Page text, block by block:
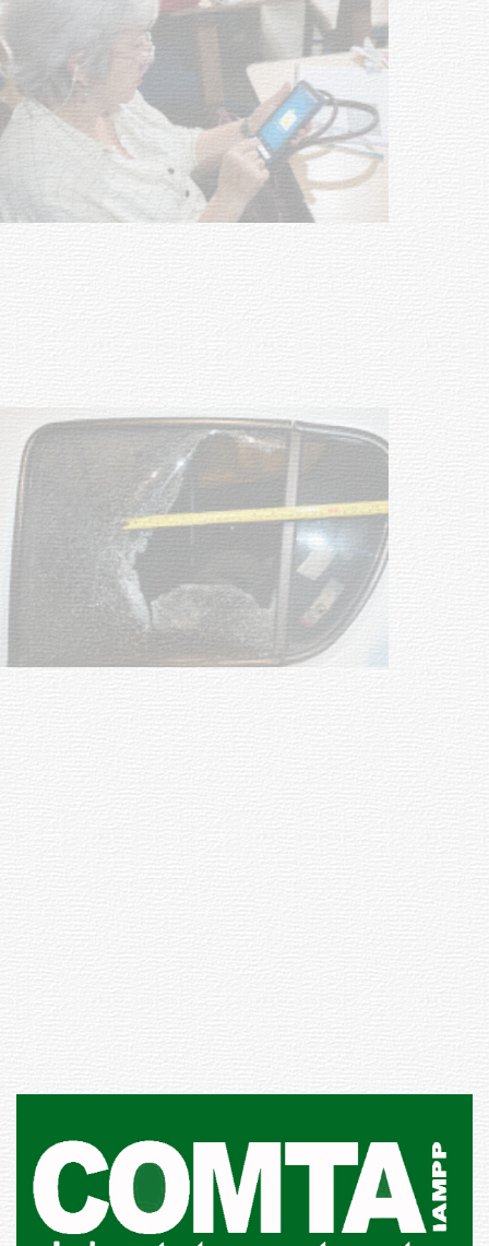
UTE hizo llamado laboral para
personas en situación de